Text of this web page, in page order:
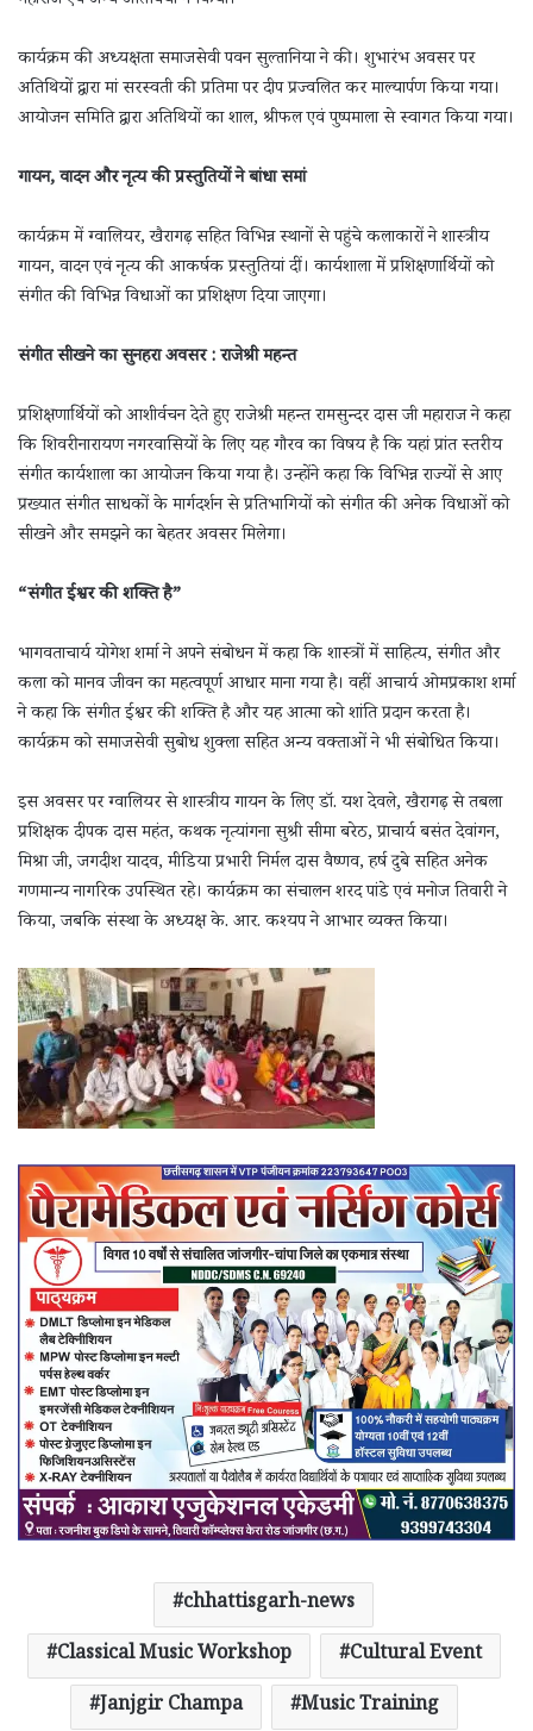
कार्यक्रम की अध्यक्षता समाजसेवी पवन सुल्तानिया ने की। शुभारंभ अवसर पर
अतिथियों द्वारा मां सरस्वती की प्रतिमा पर दीप प्रज्वलित कर माल्यार्पण किया गया।
आयोजन समिति द्वारा अतिथियों का शाल, श्रीफल एवं पुष्पमाला से स्वागत किया गया।
गायन, वादन और नृत्य की प्रस्तुतियों ने बांधा समां
कार्यक्रम में ग्वालियर, खैरागढ़ सहित विभिन्न स्थानों से पहुंचे कलाकारों ने शास्त्रीय
गायन, वादन एवं नृत्य की आकर्षक प्रस्तुतियां दीं। कार्यशाला में प्रशिक्षणार्थियों को
संगीत की विभिन्न विधाओं का प्रशिक्षण दिया जाएगा।
संगीत सीखने का सुनहरा अवसर : राजेश्री महन्त
प्रशिक्षणार्थियों को आशीर्वचन देते हुए राजेश्री महन्त रामसुन्दर दास जी महाराज ने कहा
कि शिवरीनारायण नगरवासियों के लिए यह गौरव का विषय है कि यहां प्रांत स्तरीय
संगीत कार्यशाला का आयोजन किया गया है। उन्होंने कहा कि विभिन्न राज्यों से आए
प्रख्यात संगीत साधकों के मार्गदर्शन से प्रतिभागियों को संगीत की अनेक विधाओं को
सीखने और समझने का बेहतर अवसर मिलेगा।
“संगीत ईश्वर की शक्ति है”
भागवताचार्य योगेश शर्मा ने अपने संबोधन में कहा कि शास्त्रों में साहित्य, संगीत और
कला को मानव जीवन का महत्वपूर्ण आधार माना गया है। वहीं आचार्य ओमप्रकाश शर्मा
ने कहा कि संगीत ईश्वर की शक्ति है और यह आत्मा को शांति प्रदान करता है।
कार्यक्रम को समाजसेवी सुबोध शुक्ला सहित अन्य वक्ताओं ने भी संबोधित किया।
इस अवसर पर ग्वालियर से शास्त्रीय गायन के लिए डॉ. यश देवले, खैरागढ़ से तबला
प्रशिक्षक दीपक दास महंत, कथक नृत्यांगना सुश्री सीमा बरेठ, प्राचार्य बसंत देवांगन,
मिश्रा जी, जगदीश यादव, मीडिया प्रभारी निर्मल दास वैष्णव, हर्ष दुबे सहित अनेक
गणमान्य नागरिक उपस्थित रहे। कार्यक्रम का संचालन शरद पांडे एवं मनोज तिवारी ने
किया, जबकि संस्था के अध्यक्ष के. आर. कश्यप ने आभार व्यक्त किया।
chhattisgarh-news
Classical Music Workshop
Cultural Event
Janjgir Champa
Music Training